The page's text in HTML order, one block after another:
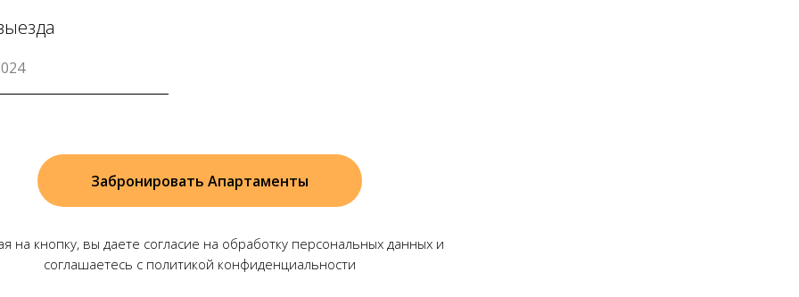
Забронировать Апартаменты
на кнопку, вы даете согласие на обработку персональных данных и
соглашаетесь c политикой конфиденциальности